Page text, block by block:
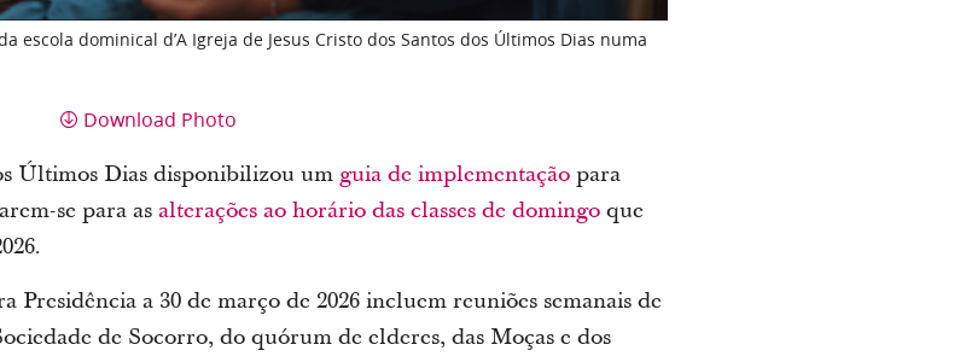
escola dominical d’A Igreja de Jesus Cristo dos Santos dos Últimos Dias numa
Download Photo
Últimos Dias disponibilizou um guia de implementaçãopara
se para as alterações ao horário das classes de domingoque
Presidência a 30 de março de 2026 incluem reuniões semanais de
de Socorro, do quórum de elderes, das Moças e dos